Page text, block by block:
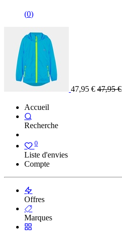
(0)
47,95 € 47,95€
Accueil
Recherche
0
Liste d'envies
Compte
Offres
Marques